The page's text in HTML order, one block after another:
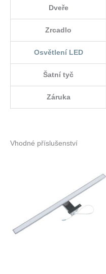
Dveře
Zrcadlo
Osvětlení LED
Šatní tyč
Záruka
Vhodné příslušenství